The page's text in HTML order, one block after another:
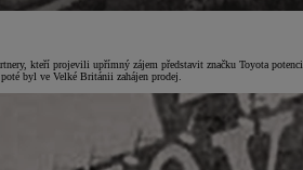
kteří projevili upřímný zájem představit značku Toyota
byl ve Velké Británii zahájen prodej.